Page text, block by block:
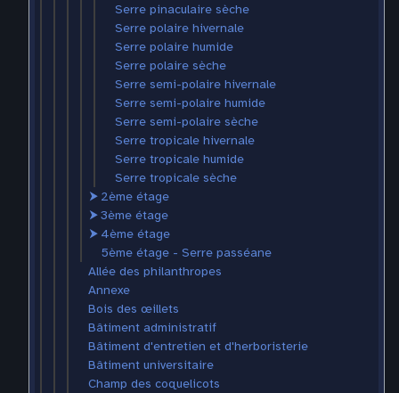
Serre pinaculaire sèche
Serre polaire hivernale
Serre polaire humide
Serre polaire sèche
Serre semi-polaire hivernale
Serre semi-polaire humide
Serre semi-polaire sèche
Serre tropicale hivernale
Serre tropicale humide
Serre tropicale sèche
⮞ 2ème étage
⮞3ème étage
⮞ 4ème étage
5ème étage - Serre passéane
Allée des philanthropes
Annexe
Bois des œillets
Bâtiment administratif
Bâtiment d'entretien et d'herboristerie
Bâtiment universitaire
Champ des coquelicots